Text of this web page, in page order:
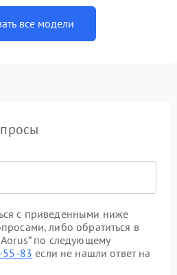
все модели
с приведенными ниже
либо обратиться в
по следующему
55-83 если не нашли ответ на